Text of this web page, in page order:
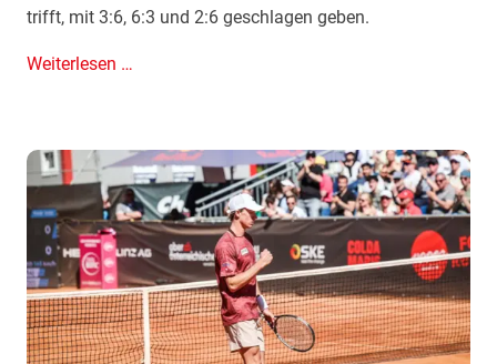
i
h
o
l
e
n
D
o
p
trifft, mit 3:6, 6:3 und 2:6 geschlagen geben.
Weiterlesen …
m
a
y
e
r
v
e
r